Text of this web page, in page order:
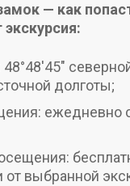
— как
долготы;
ежедневно
от выбранной